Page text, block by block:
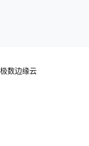
数边缘云